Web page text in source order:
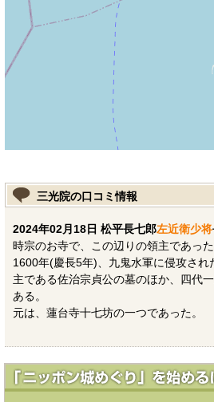
三光院の口コミ情報
2024年02月18日 松平長七郎左近衛少将
時宗のお寺で、この辺りの領主であっ
1600年(慶長5年)、九鬼水軍に侵攻さ
主である佐治宗貞公の墓のほか、四代
ある。
元は、蓮台寺十七坊の一つであった。